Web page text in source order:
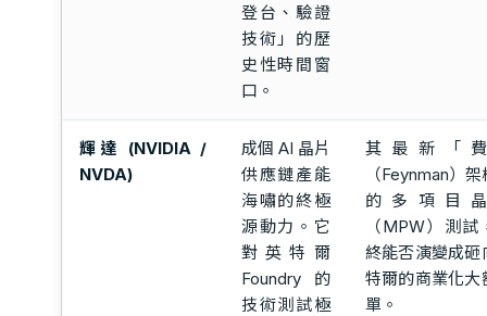
登台、驗證
技術」的歷
史性時間窗
口。
輝達 (NVIDIA /
NVDA)
成個 AI 晶片
供應鏈產能
海嘯的終極
源動力。它
對英特爾
Foundry 的
技術測試極
其最新「
（Feynman）
的多項目
（MPW）測試
終能否演變成砸
特爾的商業化大
單。